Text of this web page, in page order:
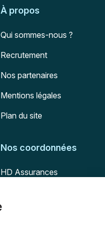
À propos
Qui sommes-nous ?
Recrutement
Nos partenaires
Mentions légales
Plan du site
Nos coordonnées
Adresse postale
HD Assurances